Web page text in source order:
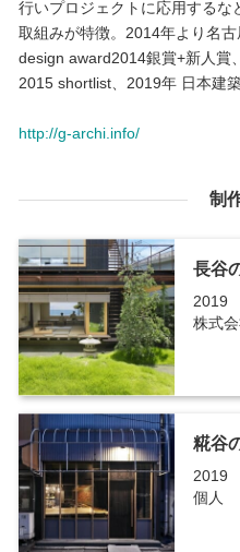
行いプロジェクトに応用するな
取組みが特徴。2014年より名
design award2014銀賞+新人賞
2015 shortlist、2019年 日本建
http://g-archi.info/
制
長谷
2019
株式
糀谷
2019
個人